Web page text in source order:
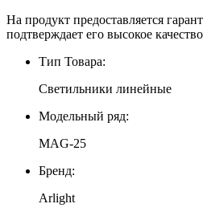
На продукт предоставляется
подтверждает его высокое
Тип Товара:
Светильники линейные
Модельный ряд:
MAG-25
Бренд:
Arlight